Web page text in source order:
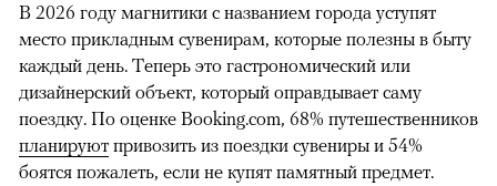
В 2026 году магнитики с названием города уступят
место прикладным сувенирам, которые полезны в быту
каждый день. Теперь это гастрономический или
дизайнерский объект, который оправдывает саму
поездку. По оценке Booking.com, 68% путешественников
планируют привозить из поездки сувениры и 54%
боятся пожалеть, если не купят памятный предмет.